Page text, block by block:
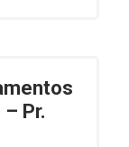
Pr.